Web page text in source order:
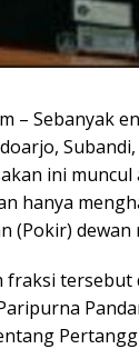
– Sebanyak
ini
hanya
(Pokir)
fraksi